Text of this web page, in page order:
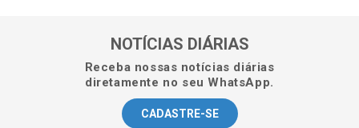
NOTÍCIAS DIÁRIAS
Receba nossas notícias diárias
diretamente no seu WhatsApp.
CADASTRE-SE